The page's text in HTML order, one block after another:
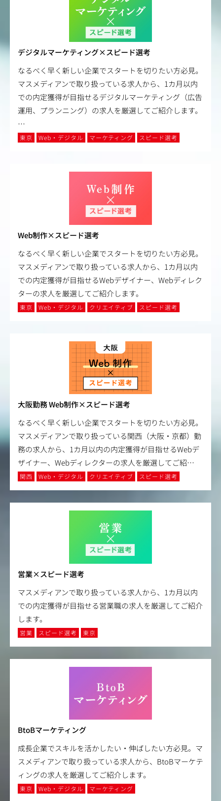
デジタルマーケティング×スピード選考
なるべく早く新しい企業でスタートを切りたい方必見。
マスメディアンで取り扱っている求人から、1カ月以内
での内定獲得が目指せるデジタルマーケティング（広告
運用、プランニング）の求人を厳選してご紹介します。
…
東京 Web・デジタル マーケティング スピード選考
Web制作×スピード選考
なるべく早く新しい企業でスタートを切りたい方必見。
マスメディアンで取り扱っている求人から、1カ月以内
での内定獲得が目指せるWebデザイナー、Webディレク
ターの求人を厳選してご紹介します。
東京 Web・デジタル クリエイティブ スピード選考
大阪勤務 Web制作×スピード選考
なるべく早く新しい企業でスタートを切りたい方必見。
マスメディアンで取り扱っている関西（大阪・京都）勤
務の求人から、1カ月以内の内定獲得が目指せるWebデ
ザイナー、Webディレクターの求人を厳選してご紹…
関西 Web・デジタル クリエイティブ スピード選考
営業×スピード選考
マスメディアンで取り扱っている求人から、1カ月以内
での内定獲得が目指せる営業職の求人を厳選してご紹介
します。
営業 スピード選考 東京
BtoBマーケティング
成長企業でスキルを活かしたい・伸ばしたい方必見。マ
スメディアンで取り扱っている求人から、BtoBマーケテ
ィングの求人を厳選してご紹介します。
東京 Web・デジタル マーケティング